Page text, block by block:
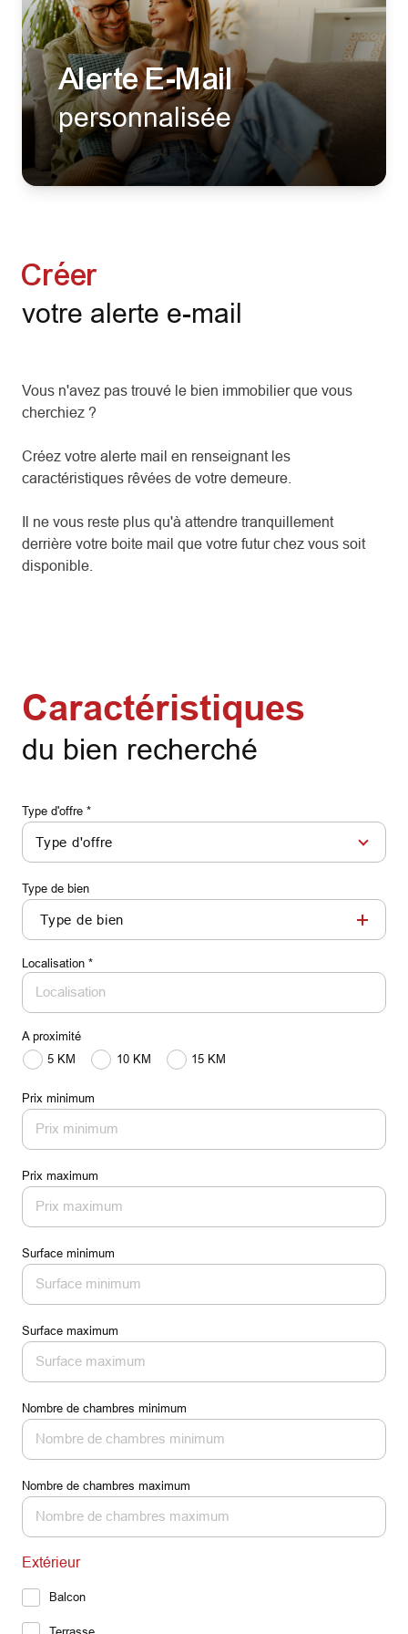
CONTACT
Alerte E-Mail
personnalisée
Créer
votre alerte e-mail
Vous n'avez pas trouvé le bien immobilier que vous
cherchiez ?
Créez votre alerte mail en renseignant les
caractéristiques rêvées de votre demeure.
Il ne vous reste plus qu'à attendre tranquillement
derrière votre boite mail que votre futur chez vous soit
disponible.
Caractéristiques
du bien recherché
Type d'offre *
Type d'offre
Type de bien
Type de bien
Localisation *
A proximité
5 KM
10 KM 15 KM
Prix minimum
Prix maximum
Surface minimum
Surface maximum
Nombre de chambres minimum
Nombre de chambres maximum
Extérieur
Balcon